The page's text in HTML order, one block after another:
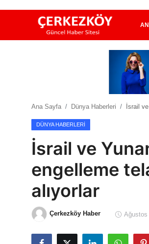
Ekonomi Haberleri
Magazin Haberleri
Teknoloji Haberleri
Dünya Haberleri
Çerkezköy
Ana Sayfa Dünya Haberleri İsrail
DÜNYA HABERLERI
İsrail ve
engelleme
alıyorlar
Çerkezköy Haber Ağustos